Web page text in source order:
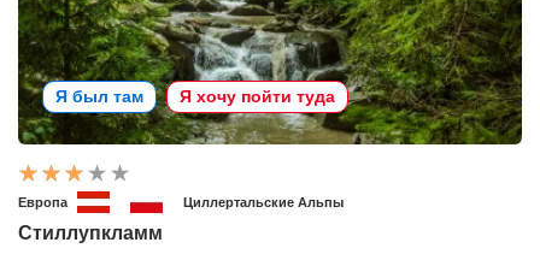
Я был там Я хочу пойти туда
Европа Циллертальские Альпы
Стиллупкламм